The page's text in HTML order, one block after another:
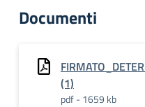
Documenti
(1)
pdf - 1659 kb